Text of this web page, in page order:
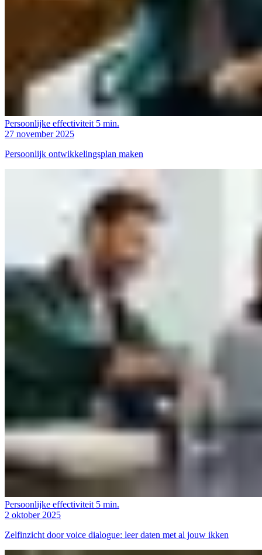
Persoonlijke effectiviteit5 min.
27 november 2025
Persoonlijk ontwikkelingsplan maken
Persoonlijke effectiviteit5 min.
2 oktober 2025
Zelfinzicht door voice dialogue: leer daten met al jouw ikken